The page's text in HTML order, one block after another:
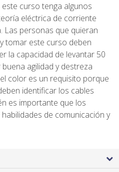
curso tenga algunos
eléctrica de corriente
Las personas que quieran
tomar este curso deben
la capacidad de levantar 50
agilidad y destreza
color es un requisito porque
identificar los cables
es importante que los
de comunicación y